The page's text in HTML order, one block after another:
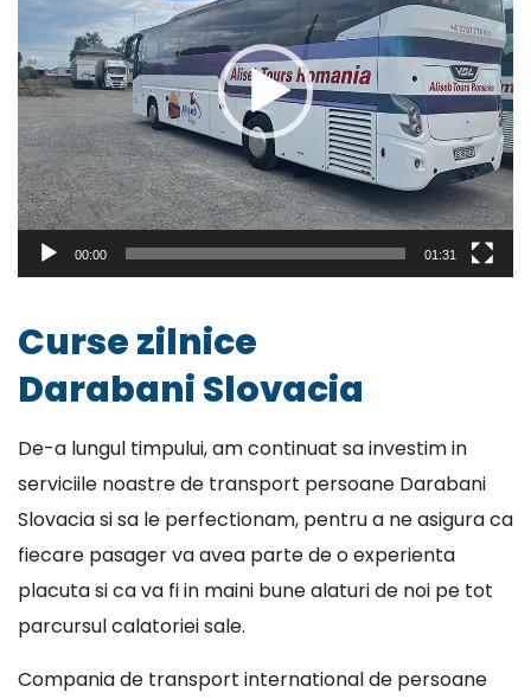
00:00 01:31
Curse zilnice
Darabani Slovacia
De-a lungul timpului, am continuat sa investim in
serviciile noastre de transport persoane Darabani
Slovacia si sa le perfectionam, pentru a ne asigura ca
fiecare pasager va avea parte de o experienta
placuta si ca va fi in maini bune alaturi de noi pe tot
parcursul calatoriei sale.
Compania de transport international de persoane